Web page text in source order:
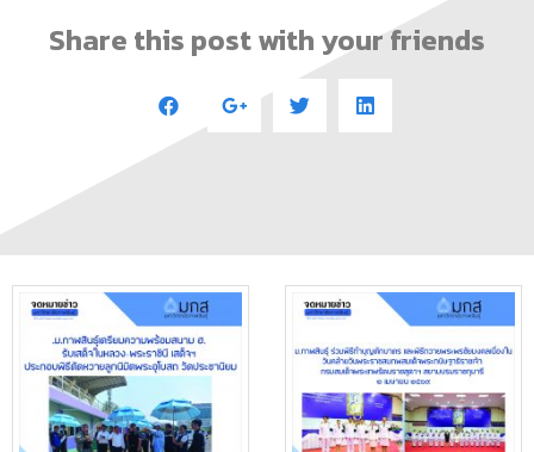
Share this post with your friends